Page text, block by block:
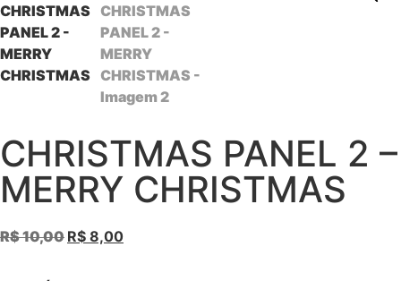
CHRISTMAS PANEL 2 –
MERRY CHRISTMAS
R$10,00 R$ 8,00